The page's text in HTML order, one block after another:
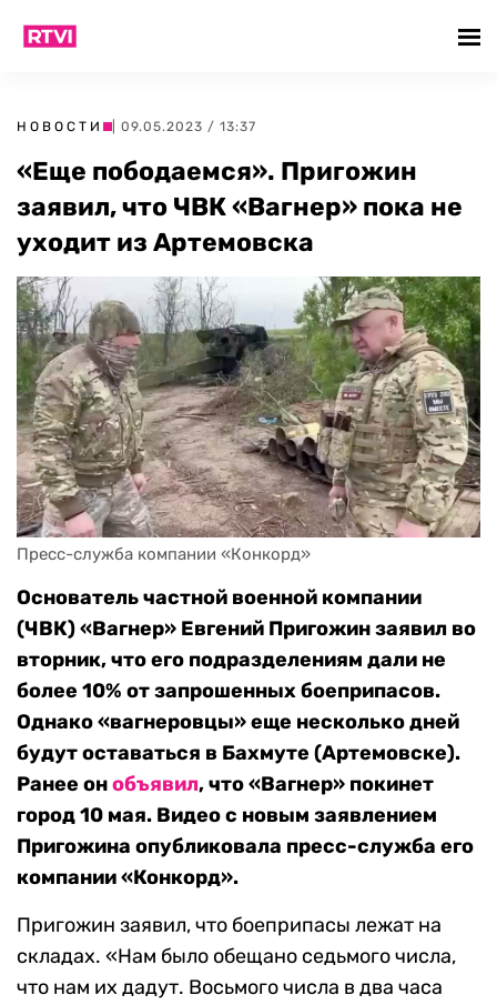
НОВОСТИ | 09.05.2023 / 13:37
«Еще пободаемся». Пригожин
заявил, что ЧВК «Вагнер» пока не
уходит из Артемовска
Пресс-служба компании «Конкорд»
Основатель частной военной компании
(ЧВК) «Вагнер» Евгений Пригожин заявил во
вторник, что его подразделениям дали не
более 10% от запрошенных боеприпасов.
Однако «вагнеровцы» еще несколько дней
будут оставаться в Бахмуте (Артемовске).
Ранее онобъявил, что «Вагнер» покинет
город 10 мая. Видео с новым заявлением
Пригожина опубликовала пресс-служба его
компании «Конкорд».
Пригожин заявил, что боеприпасы лежат на
складах. «Нам было обещано седьмого числа,
что нам их дадут. Восьмого числа в два часа